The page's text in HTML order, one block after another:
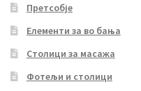
Претсобје
Елементи за во бања
Столици за масажа
Фотељи и столици